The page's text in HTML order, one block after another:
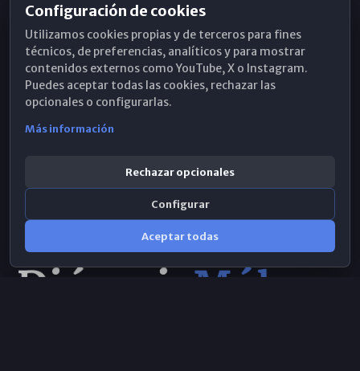
Horarios de Misa
Hemeroteca
WhatsApp
Configuración de cookies
Utilizamos cookies propias y de terceros para fines
técnicos, de preferencias, analíticos y para mostrar
contenidos externos como YouTube, X o Instagram.
Puedes aceptar todas las cookies, rechazar las
opcionales o configurarlas.
Más información
Rechazar opcionales
Configurar
Aceptar todas